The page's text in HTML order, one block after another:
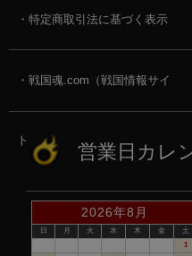
特定商取引法に基づく表示
戦国魂.com（戦国情報サイ
ト） 営業日カレ
2026年8月
日 月 火 水 木 金
土
1